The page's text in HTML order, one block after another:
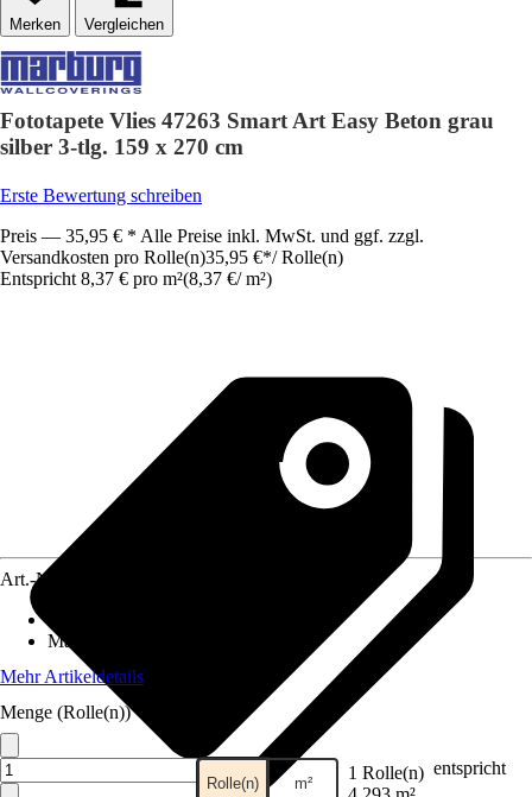
Vergleichen
Fototapete Vlies 47263 Smart Art Easy Beton grau
silber 3-tlg. 159 x 270 cm
Erste Bewertung schreiben
Preis — 35,95 € * Alle Preise inkl. MwSt. und ggf. zzgl.
Versandkosten pro Rolle(n)35,95 €*/ Rolle(n)
Entspricht 8,37 € pro m²(8,37 €/ m²)
Art.-Nr.
Maße (BxH)
Mehr Artikeldetails
Menge (Rolle(n))
Rolle(n) m² 1 Rolle(n) entspricht